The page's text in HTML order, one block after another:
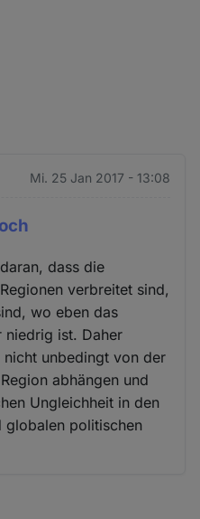
Mi. 25 Jan 2017 - 13:08
dass die
verbreitet sind,
wo eben das
niedrig ist. Daher
unbedingt von der
abhängen und
Ungleichheit in den
globalen politischen